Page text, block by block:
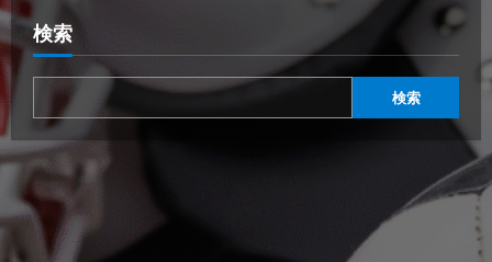
検索
検索